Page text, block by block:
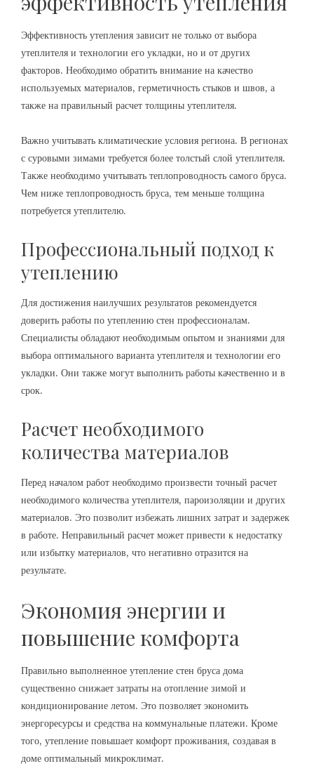
Эффективность утепления зависит не только от выбора
утеплителя и технологии его укладки, но и от других
факторов. Необходимо обратить внимание на качество
используемых материалов, герметичность стыков и швов, а
также на правильный расчет толщины утеплителя.
Важно учитывать климатические условия региона. В регионах
с суровыми зимами требуется более толстый слой утеплителя.
Также необходимо учитывать теплопроводность самого бруса.
Чем ниже теплопроводность бруса, тем меньше толщина
потребуется утеплителю.
Профессиональный подход к
утеплению
Для достижения наилучших результатов рекомендуется
доверить работы по утеплению стен профессионалам.
Специалисты обладают необходимым опытом и знаниями для
выбора оптимального варианта утеплителя и технологии его
укладки. Они также могут выполнить работы качественно и в
срок.
Расчет необходимого
количества материалов
Перед началом работ необходимо произвести точный расчет
необходимого количества утеплителя, пароизоляции и других
материалов. Это позволит избежать лишних затрат и задержек
в работе. Неправильный расчет может привести к недостатку
или избытку материалов, что негативно отразится на
результате.
Экономия энергии и
повышение комфорта
Правильно выполненное утепление стен бруса дома
существенно снижает затраты на отопление зимой и
кондиционирование летом. Это позволяет экономить
энергоресурсы и средства на коммунальные платежи. Кроме
того, утепление повышает комфорт проживания, создавая в
доме оптимальный микроклимат.